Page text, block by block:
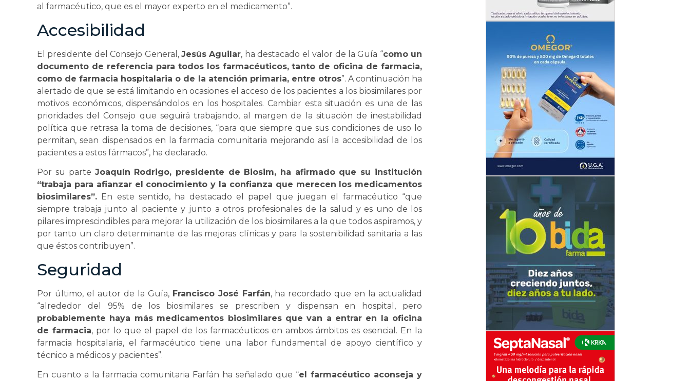
al farmacéutico, que es el mayor experto en el medicamento”.
Accesibilidad
El presidente del Consejo General,Jesús Aguilar, ha destacado el valor de la Guía “como un
documento de referencia para todos los farmacéuticos, tanto de oficina de farmacia,
como de farmacia hospitalaria o de la atención primaria, entre otros”. A continuación ha
alertado de que se está limitando en ocasiones el acceso de los pacientes a los biosimilares por
motivos económicos, dispensándolos en los hospitales. Cambiar esta situación es una de las
prioridades del Consejo que seguirá trabajando, al margen de la situación de inestabilidad
política que retrasa la toma de decisiones, “para que siempre que sus condiciones de uso lo
permitan, sean dispensados en la farmacia comunitaria mejorando así la accesibilidad de los
pacientes a estos fármacos”, ha declarado.
Por su parte Joaquín Rodrigo, presidente de Biosim, ha afirmado que su institución
“trabaja para afianzar el conocimiento y la confianza que merecen los medicamentos
biosimilares”. En este sentido, ha destacado el papel que juegan el farmacéutico “que
siempre trabaja junto al paciente y junto a otros profesionales de la salud y es uno de los
pilares imprescindibles para mejorar la utilización de los biosimilares a la que todos aspiramos, y
por tanto un claro determinante de las mejoras clínicas y para la sostenibilidad sanitaria a las
que éstos contribuyen”.
Seguridad
Por último, el autor de la Guía, Francisco José Farfán, ha recordado que en la actualidad
“alrededor del 95% de los biosimilares se prescriben y dispensan en hospital, pero
probablemente haya más medicamentos biosimilares que van a entrar en la oficina
de farmacia, por lo que el papel de los farmacéuticos en ambos ámbitos es esencial. En la
farmacia hospitalaria, el farmacéutico tiene una labor fundamental de apoyo científico y
técnico a médicos y pacientes”.
En cuanto a la farmacia comunitaria Farfán ha señalado que “el farmacéutico aconseja y